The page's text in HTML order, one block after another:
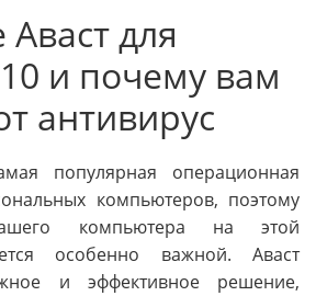
Аваст для
и почему вам
антивирус
популярная операционная
компьютеров, поэтому
компьютера на этой
особенно важной. Аваст
и эффективное решение,